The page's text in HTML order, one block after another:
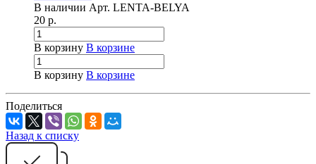
В наличии Арт. LENTA-BELYA
20 р.
В корзину В корзине
В корзину В корзине
Поделиться
Назад к списку